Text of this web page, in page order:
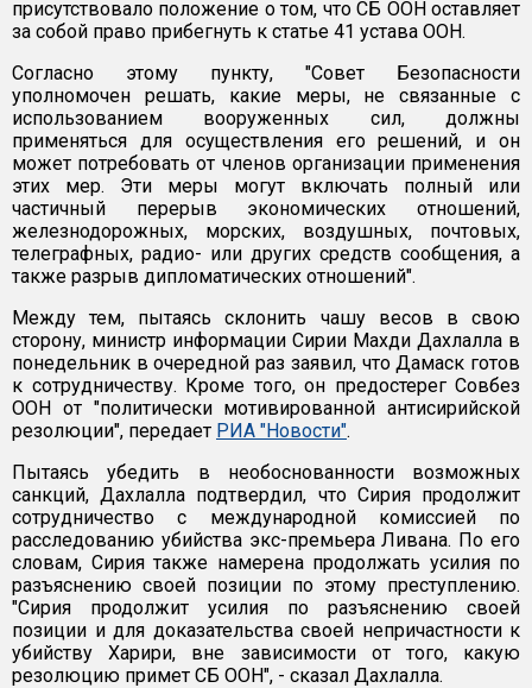
присутствовало положение о том, что СБ ООН оставляет
за собой право прибегнуть к статье 41 устава ООН.
Согласно этому пункту, "Совет Безопасности
уполномочен решать, какие меры, не связанные с
использованием вооруженных сил, должны
применяться для осуществления его решений, и он
может потребовать от членов организации применения
этих мер. Эти меры могут включать полный или
частичный перерыв экономических отношений,
железнодорожных, морских, воздушных, почтовых,
телеграфных, радио- или других средств сообщения, а
также разрыв дипломатических отношений".
Между тем, пытаясь склонить чашу весов в свою
сторону, министр информации Сирии Махди Дахлалла в
понедельник в очередной раз заявил, что Дамаск готов
к сотрудничеству. Кроме того, он предостерег Совбез
ООН от "политически мотивированной антисирийской
резолюции", передает РИА "Новости".
Пытаясь убедить в необоснованности возможных
санкций, Дахлалла подтвердил, что Сирия продолжит
сотрудничество с международной комиссией по
расследованию убийства экс-премьера Ливана. По его
словам, Сирия также намерена продолжать усилия по
разъяснению своей позиции по этому преступлению.
"Сирия продолжит усилия по разъяснению своей
позиции и для доказательства своей непричастности к
убийству Харири, вне зависимости от того, какую
резолюцию примет СБ ООН", - сказал Дахлалла.